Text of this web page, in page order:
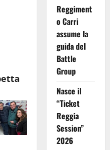
Reggiment
o Carri
assume la
guida del
Battle
Group
Nasce il
“Ticket
Reggia
Session”
2026